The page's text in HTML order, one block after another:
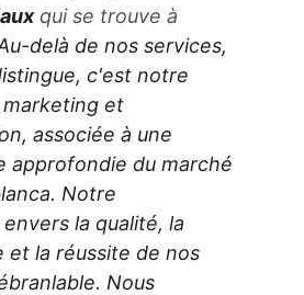
qui se trouve à
delà de nos services,
c'est notre
et
associée à une
approfondie du marché
Notre
la qualité, la
et la réussite de nos
Nous